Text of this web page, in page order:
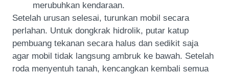
merubuhkan kendaraan.
Setelah urusan selesai, turunkan mobil secara
perlahan. Untuk dongkrak hidrolik, putar katup
pembuang tekanan secara halus dan sedikit saja
agar mobil tidak langsung ambruk ke bawah. Setelah
roda menyentuh tanah, kencangkan kembali semua